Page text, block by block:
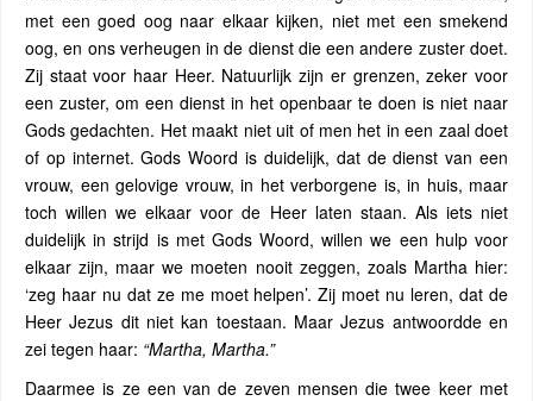
met een goed oog naar elkaar kijken, niet met een smekend
oog, en ons verheugen in de dienst die een andere zuster doet.
Zij staat voor haar Heer. Natuurlijk zijn er grenzen, zeker voor
een zuster, om een dienst in het openbaar te doen is niet naar
Gods gedachten. Het maakt niet uit of men het in een zaal doet
of op internet. Gods Woord is duidelijk, dat de dienst van een
vrouw, een gelovige vrouw, in het verborgene is, in huis, maar
toch willen we elkaar voor de Heer laten staan. Als iets niet
duidelijk in strijd is met Gods Woord, willen we een hulp voor
elkaar zijn, maar we moeten nooit zeggen, zoals Martha hier:
‘zeg haar nu dat ze me moet helpen’. Zij moet nu leren, dat de
Heer Jezus dit niet kan toestaan. Maar Jezus antwoordde en
zei tegen haar: “Martha, Martha.”
Daarmee is ze een van de zeven mensen die twee keer met